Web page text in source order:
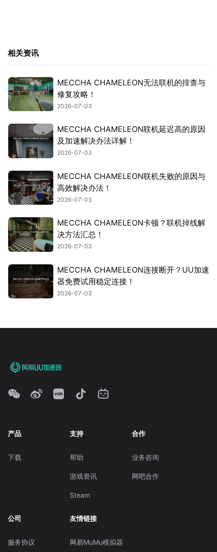
相关资讯
MECCHA CHAMELEON无法联机的排查与
修复攻略！
2026-07-03
MECCHA CHAMELEON联机延迟高的原因
及加速解决办法详解！
2026-07-03
MECCHA CHAMELEON联机失败的原因与
高效解决办法！
2026-07-03
MECCHA CHAMELEON卡顿？联机掉线解
决方法汇总！
2026-07-03
MECCHA CHAMELEON连接断开？UU加速
器免费试用稳定连接！
2026-07-03
产品
下载
支持
帮助
游戏资讯
Steam
合作
业务咨询
网吧合作
公司
服务协议
友情链接
网易MuMu模拟器